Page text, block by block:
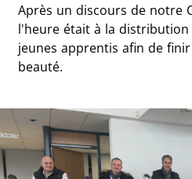
Après un discours de notre
l'heure était à la
jeunes apprentis afin de finir
beauté.